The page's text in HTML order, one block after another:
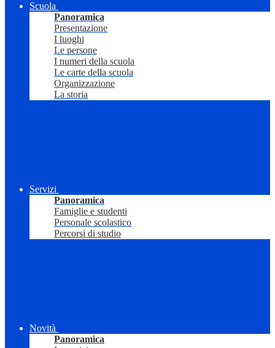
Scuola
Panoramica
Presentazione
I luoghi
Le persone
I numeri della scuola
Le carte della scuola
Organizzazione
La storia
Servizi
Panoramica
Famiglie e studenti
Personale scolastico
Percorsi di studio
Novità
Panoramica